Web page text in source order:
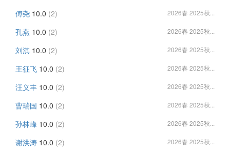
傅尧 10.0 (2) 2026春 2025秋...
孔燕 10.0 (2) 2026春 2025秋...
刘淇 10.0 (2) 2026春 2025秋...
王征飞 10.0 (2) 2026春 2025秋...
汪义丰 10.0 (2) 2026春 2025秋...
曹瑞国 10.0 (2) 2026春 2025秋...
孙林峰 10.0 (2) 2026春 2025秋...
谢洪涛 10.0 (2) 2026春 2025秋...